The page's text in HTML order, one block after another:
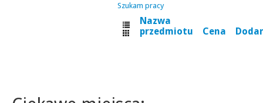
Szukam pracy
Nazwa
przedmiotu
Cena